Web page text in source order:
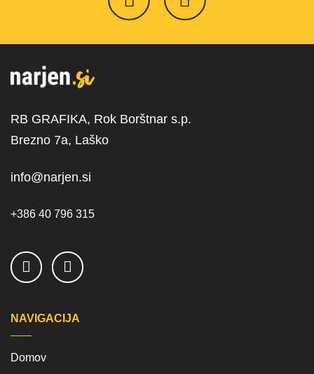
RB GRAFIKA, Rok Borštnar s.p.
Brezno 7a, Laško
info@narjen.si
+386 40 796 315
NAVIGACIJA
Domov